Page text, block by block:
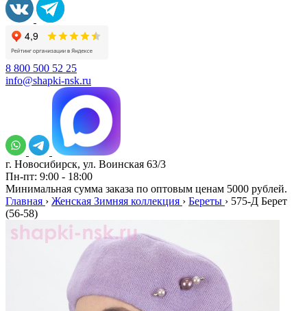
8 800 500 52 25
info@shapki-nsk.ru
г. Новосибирск, ул. Воинская 63/3
Пн-пт: 9:00 - 18:00
Минимальная сумма заказа по оптовым ценам 5000 рублей.
Главная › Женская Зимняя коллекция › Береты › 575-Д Берет
(56-58)